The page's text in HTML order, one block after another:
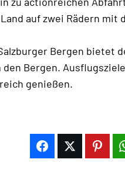
auf zwei Rädern mit
Bergen
Bergen.
genießen.